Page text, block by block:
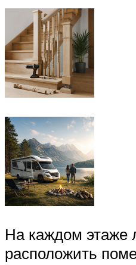
На каждом этаже
расположить